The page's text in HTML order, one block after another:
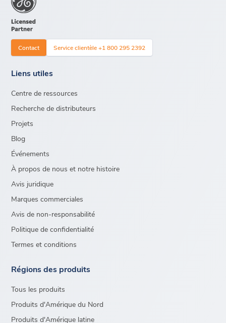
Contact Service clientèle +1 800 295 2392
Liens utiles
Centre de ressources
Recherche de distributeurs
Projets
Blog
Événements
À propos de nous et notre histoire
Avis juridique
Marques commerciales
Avis de non-responsabilité
Politique de confidentialité
Termes et conditions
Régions des produits
Tous les produits
Produits d'Amérique du Nord
Produits d'Amérique latine